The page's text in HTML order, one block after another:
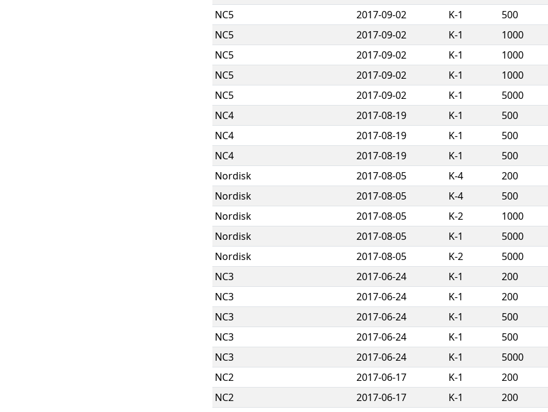
NC5
2017-09-02 K-1 500
NC5
2017-09-02 K-1 1000
NC5
2017-09-02 K-1 1000
NC5
2017-09-02 K-1 1000
NC5
2017-09-02 K-1 5000
NC4 2017-08-19 K-1 500
NC4
2017-08-19 K-1 500
NC4
2017-08-19 K-1 500
Nordisk
2017-08-05 K-4 200
Nordisk
2017-08-05 K-4 500
Nordisk
2017-08-05 K-2 1000
Nordisk
2017-08-05 K-1 5000
Nordisk
2017-08-05 K-2 5000
NC3
2017-06-24 K-1 200
NC3
2017-06-24 K-1 200
NC3
2017-06-24 K-1 500
NC3
2017-06-24 K-1 500
NC3
2017-06-24 K-1 5000
NC2
2017-06-17 K-1 200
NC2
2017-06-17 K-1 200